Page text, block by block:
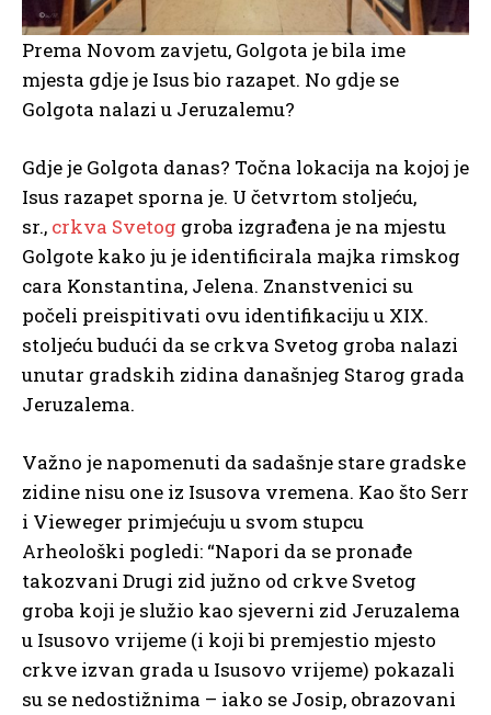
Prema Novom zavjetu, Golgota je bila ime
mjesta gdje je Isus bio razapet. No gdje se
Golgota nalazi u Jeruzalemu?
Gdje je Golgota danas? Točna lokacija na kojoj je
Isus razapet sporna je. U četvrtom stoljeću,
sr., crkva Svetog groba izgrađena je na mjestu
Golgote kako ju je identificirala majka rimskog
cara Konstantina, Jelena. Znanstvenici su
počeli preispitivati ovu identifikaciju u XIX.
stoljeću budući da se crkva Svetog groba nalazi
unutar gradskih zidina današnjeg Starog grada
Jeruzalema.
Važno je napomenuti da sadašnje stare gradske
zidine nisu one iz Isusova vremena. Kao što Serr
i Vieweger primjećuju u svom stupcu
Arheološki pogledi: “Napori da se pronađe
takozvani Drugi zid južno od crkve Svetog
groba koji je služio kao sjeverni zid Jeruzalema
u Isusovo vrijeme (i koji bi premjestio mjesto
crkve izvan grada u Isusovo vrijeme) pokazali
su se nedostižnima – iako se Josip, obrazovani